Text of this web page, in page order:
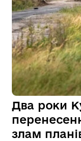
Два роки
злам